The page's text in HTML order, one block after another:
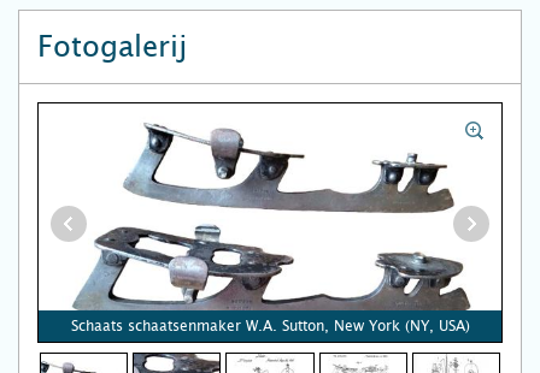
Fotogalerij
Schaats schaatsenmaker W.A. Sutton, New York (NY, USA)